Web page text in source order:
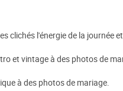
clichés l'énergie de la journée
et vintage à des photos de
à des photos de mariage.